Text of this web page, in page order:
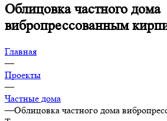
Облицовка частного дома
вибропрессованным
Главная
—
Проекты
—
Частные дома
—Облицовка частного дома